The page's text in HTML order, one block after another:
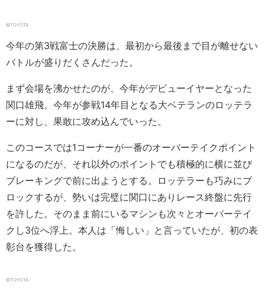
©︎TOYOTA
今年の第3戦富士の決勝は、最初から最後まで目が離せない
バトルが盛りだくさんだった。
まず会場を沸かせたのが、今年がデビューイヤーとなった
関口雄飛。今年が参戦14年目となる大ベテランのロッテラ
ーに対し、果敢に攻め込んでいった。
このコースでは1コーナーが一番のオーバーテイクポイント
になるのだが、それ以外のポイントでも積極的に横に並び
ブレーキングで前に出ようとする。ロッテラーも巧みにブ
ロックするが、勢いは完璧に関口にありレース終盤に先行
を許した。そのまま前にいるマシンも次々とオーバーテイ
クし3位へ浮上。本人は「悔しい」と言っていたが、初の表
彰台を獲得した。
©︎TOYOTA